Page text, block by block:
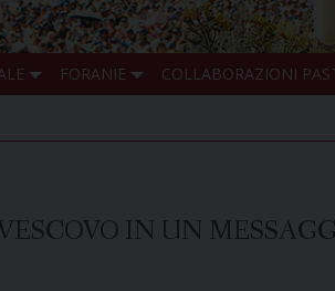
FORANIE COLLABORAZIONI
IN UN